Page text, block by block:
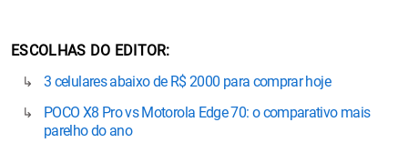
ESCOLHAS DO EDITOR
3 celulares abaixo de R$ 2000 para comprar hoje
POCO X8 Pro vs Motorola Edge 70: o comparativo mais
parelho do ano